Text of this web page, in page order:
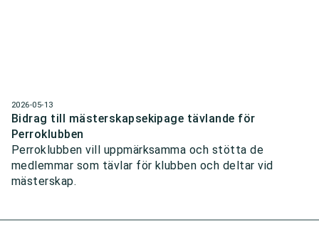
2026-05-13
Bidrag till mästerskapsekipage tävlande för
Perroklubben
Perroklubben vill uppmärksamma och stötta de
medlemmar som tävlar för klubben och deltar vid
mästerskap.